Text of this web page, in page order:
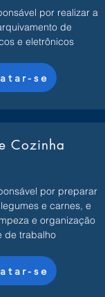
por realizar a
de
e eletrônicos
se
Cozinha
por preparar
e carnes, e
e organização
de trabalho
se